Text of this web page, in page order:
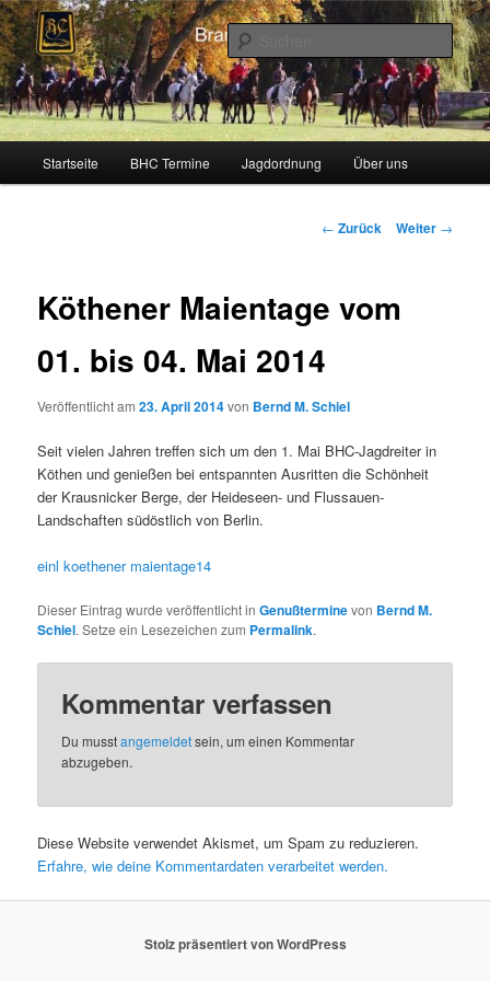
Zum
Inhalt
wechseln
Brandenburger Hunting Club
Schleppjagden und Vielseitigkeitsreiten in Berlin und Brandenburg
Startseite BHC Termine Jagdordnung Über uns
Beitragsnavigation
← Zurück Weiter →
Köthener Maientage vom
01. bis 04. Mai 2014
Veröffentlicht am23. April 2014von Bernd M. Schiel
Seit vielen Jahren treffen sich um den 1. Mai BHC-Jagdreiter in
Köthen und genießen bei entspannten Ausritten die Schönheit
der Krausnicker Berge, der Heideseen- und Flussauen-
Landschaften südöstlich von Berlin.
einl koethener maientage14
Dieser Eintrag wurde veröffentlicht inGenußterminevon Bernd M.
Schiel. Setze ein Lesezeichen zum Permalink.
Kommentar verfassen
Du musstangemeldetsein, um einen Kommentar
abzugeben.
Diese Website verwendet Akismet, um Spam zu reduzieren.
Erfahre, wie deine Kommentardaten verarbeitet werden.
Stolz präsentiert von WordPress